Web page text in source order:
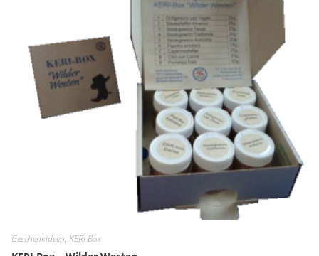
Geschenkideen,KERI Box